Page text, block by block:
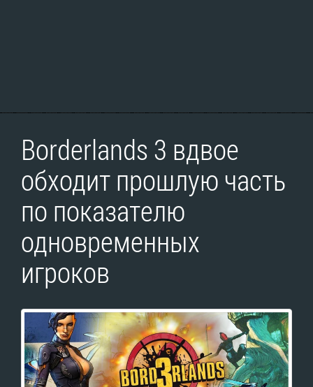
Borderlands 3 вдвое
обходит прошлую часть
по показателю
одновременных
игроков